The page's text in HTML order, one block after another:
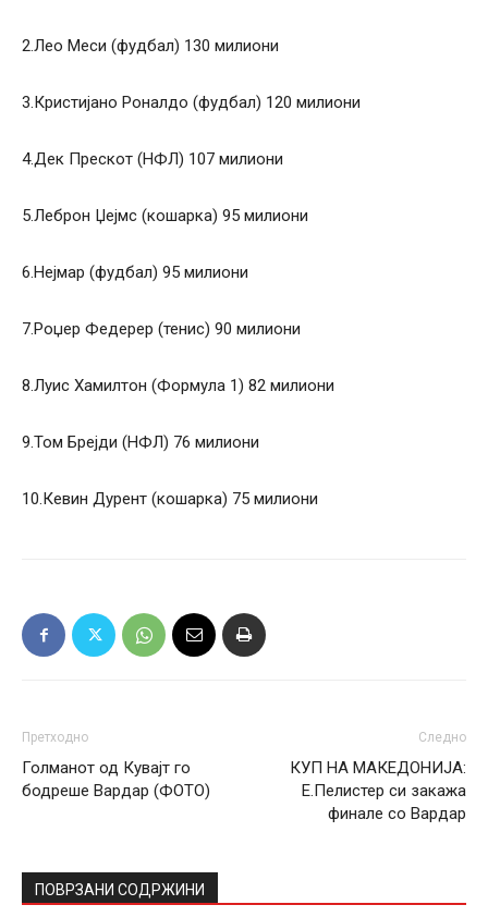
2.Лео Меси (фудбал) 130 милиони
3.Кристијано Роналдо (фудбал) 120 милиони
4.Дек Прескот (НФЛ) 107 милиони
5.Леброн Џејмс (кошарка) 95 милиони
6.Нејмар (фудбал) 95 милиони
7.Роџер Федерер (тенис) 90 милиони
8.Луис Хамилтон (Формула 1) 82 милиони
9.Том Брејди (НФЛ) 76 милиони
10.Кевин Дурент (кошарка) 75 милиони
Претходно
Голманот од Кувајт го
бодреше Вардар (ФОТО)
Следно
КУП НА МАКЕДОНИЈА:
Е.Пелистер си закажа
финале со Вардар
ПОВРЗАНИ СОДРЖИНИ